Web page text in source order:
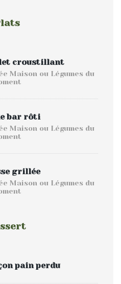
croustillant
Maison ou Légumes du
bar rôti
Maison ou Légumes du
grillée
Maison ou Légumes du
pain perdu